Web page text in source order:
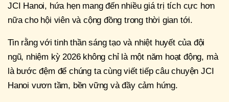
JCI Hanoi, hứa hẹn mang đến nhiều giá trị tích cực hơn
nữa cho hội viên và cộng đồng trong thời gian tới.
Tin rằng với tinh thần sáng tạo và nhiệt huyết của đội
ngũ, nhiệm kỳ 2026 không chỉ là một năm hoạt động, mà
là bước đệm để chúng ta cùng viết tiếp câu chuyện JCI
Hanoi vươn tầm, bền vững và đầy cảm hứng.